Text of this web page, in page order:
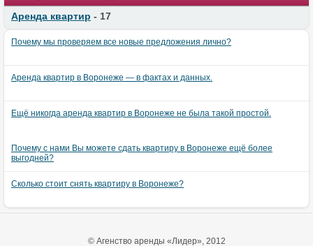
Аренда квартир - 17
Почему мы проверяем все новые предложения лично?
Аренда квартир в Воронеже — в фактах и данных.
Ещё никогда аренда квартир в Воронеже не была такой простой.
Почему с нами Вы можете сдать квартиру в Воронеже ещё более
выгодней?
Сколько стоит снять квартиру в Воронеже?
© Агенство аренды «Лидер», 2012